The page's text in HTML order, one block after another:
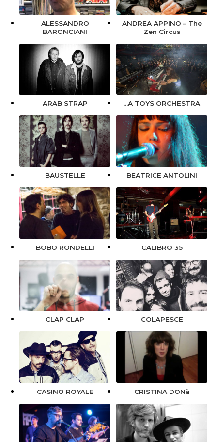
ALESSANDRO
BARONCIANI
ANDREA APPINO – The
Zen Circus
ARAB STRAP …A TOYS ORCHESTRA
BAUSTELLE BEATRICE ANTOLINI
BOBO RONDELLI CALIBRO 35
CLAP CLAP COLAPESCE
CASINO ROYALE CRISTINA DONà